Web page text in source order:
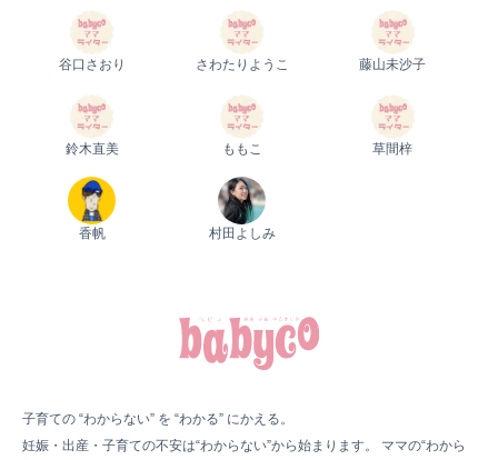
谷口さおり さわたりようこ 藤山未沙子
鈴木直美 ももこ 草間梓
香帆 村田よしみ
子育ての “わからない” を “わかる” にかえる。
妊娠・出産・子育ての不安は“わからない”から始まります。 ママの“わから